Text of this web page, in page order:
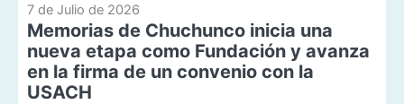
7 de Julio de 2026
Memorias de Chuchunco inicia una
nueva etapa como Fundación y avanza
en la firma de un convenio con la
USACH